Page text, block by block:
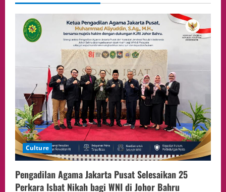
4
Putusan Diundur Lagi, Pernyataan
Hakim pada Sidang Sebelumnya Jadi
Sorotan
05/08/2026
5
Politik
Presiden Prabowo dan PM Thailand
Sepakat Perkuat Stabilitas ketahan
ASEAN Melalui Penguatan Kerjasama
Kedua Negara.
04/08/2026
Culture
Pengadilan Agama Jakarta Pusat Selesaikan 25
Perkara Isbat Nikah bagi WNI di Johor Bahru